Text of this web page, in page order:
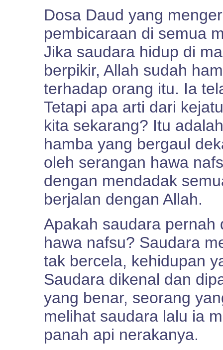
Dosa Daud yang
pembicaraan di semua
Jika saudara hidup di
berpikir, Allah sudah
terhadap orang itu. Ia
Tetapi apa arti dari
kita sekarang? Itu
hamba yang bergaul
oleh serangan hawa
dengan mendadak
berjalan dengan Allah.
Apakah saudara pernah
hawa nafsu? Saudara
tak bercela, kehidupan
Saudara dikenal dan
yang benar, seorang
melihat saudara lalu ia
panah api nerakanya.